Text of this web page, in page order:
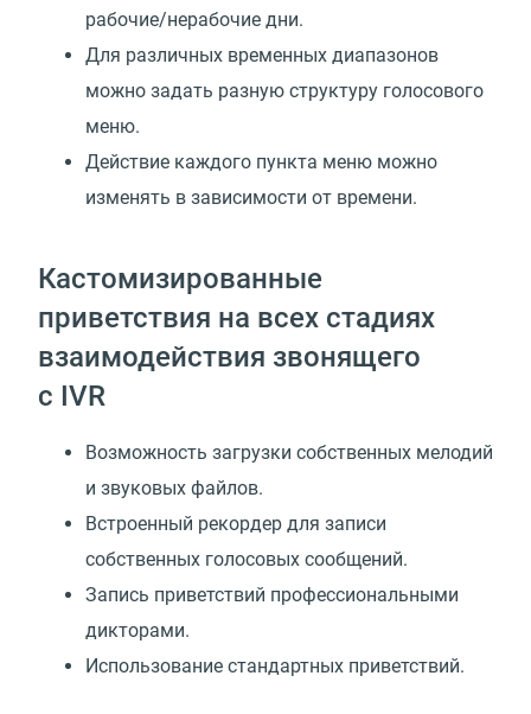
рабочие/нерабочие дни.
Для различных временных диапазонов
можно задать разную структуру голосового
меню.
Действие каждого пункта меню можно
изменять в зависимости от времени.
Кастомизированные
приветствия на всех стадиях
взаимодействия звонящего
с IVR
Возможность загрузки собственных мелодий
и звуковых файлов.
Встроенный рекордер для записи
собственных голосовых сообщений.
Запись приветствий профессиональными
дикторами.
Использование стандартных приветствий.